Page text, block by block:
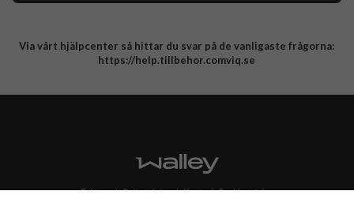
Integritetspolicy
Via vårt hjälpcenter så hittar du svar på de vanligaste frågorna:
https://help.tillbehor.comviq.se